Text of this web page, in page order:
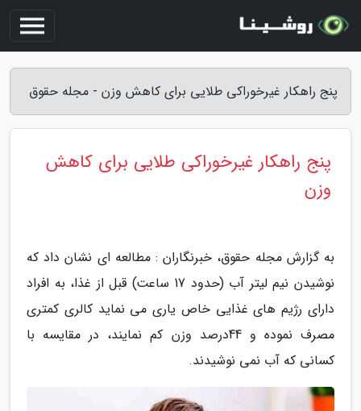
پنج راهکار غیرخوراکی طلایی برای کاهش وزن - مجله حقوق
پنج راهکار غیرخوراکی طلایی برای کاهش
وزن
به گزارش مجله حقوق، خبرنگاران : مطالعه ای نشان داد که
نوشیدن نیم لیتر آب (حدود 17 ساعت) قبل از غذا، به افراد
دارای رژیم های غذایی خاص یاری می نماید کالری کمتری
مصرف نموده و 44درصد وزن کم نمایند، در مقایسه با
کسانی که آب نمی نوشیدند.